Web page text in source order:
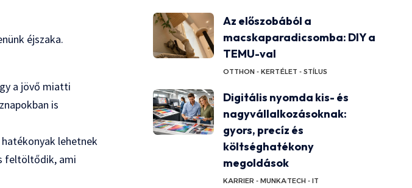
éjszaka.
a jövő miatti
is
lehetnek
feltöltődik, ami
Az előszobából a
macskaparadicsomba: DIY a
TEMU-val
OTTHON - KERTÉLET - STÍLUS
Digitális nyomda kis- és
nagyvállalkozásoknak:
gyors, precíz és
költséghatékony
megoldások
KARRIER - MUNKATECH - IT